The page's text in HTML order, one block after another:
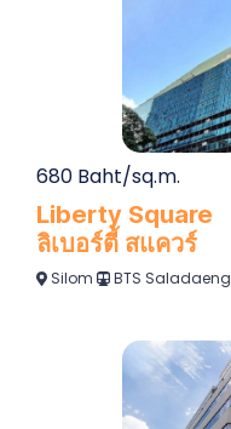
680 Baht/sq.m.
Liberty Square
ลิเบอร์ตี้ สแควร์
Silom BTS Saladaeng